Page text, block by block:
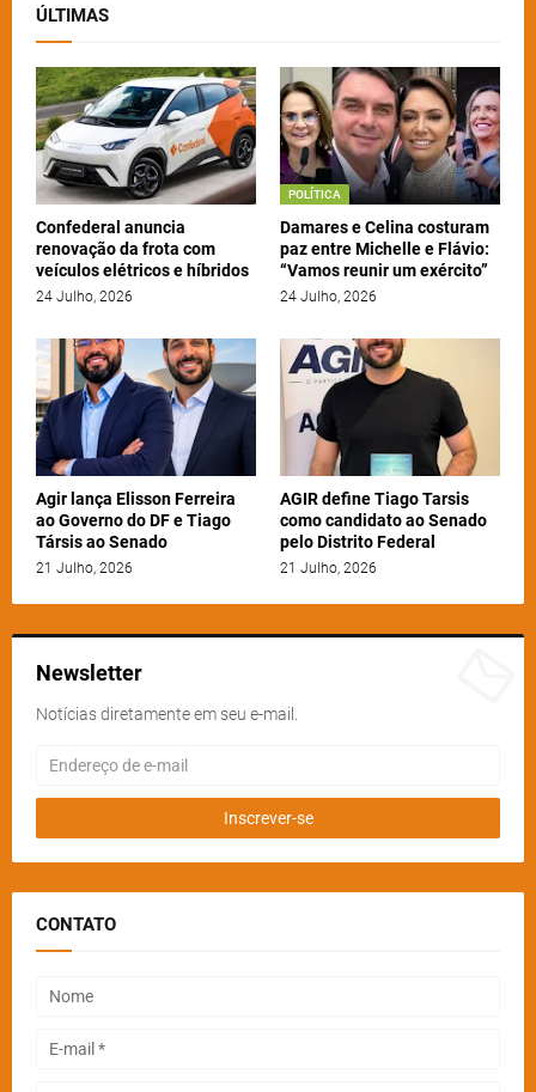
ÚLTIMAS
Confederal anuncia
renovação da frota com
veículos elétricos e híbridos
24 Julho, 2026
POLÍTICA
Damares e Celina costuram
paz entre Michelle e Flávio:
“Vamos reunir um exército”
24 Julho, 2026
Agir lança Elisson Ferreira
ao Governo do DF e Tiago
Társis ao Senado
21 Julho, 2026
AGIR define Tiago Tarsis
como candidato ao Senado
pelo Distrito Federal
21 Julho, 2026
Newsletter
Notícias diretamente em seu e-mail.
CONTATO